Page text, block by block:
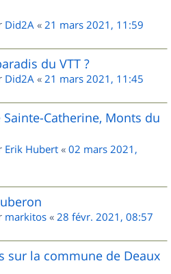
Did2A « 21 mars 2021, 11:59
du VTT ?
Did2A « 21 mars 2021, 11:45
Catherine, Monts du
Erik Hubert « 02 mars 2021,
markitos « 28 févr. 2021, 08:57
sur la commune de Deaux